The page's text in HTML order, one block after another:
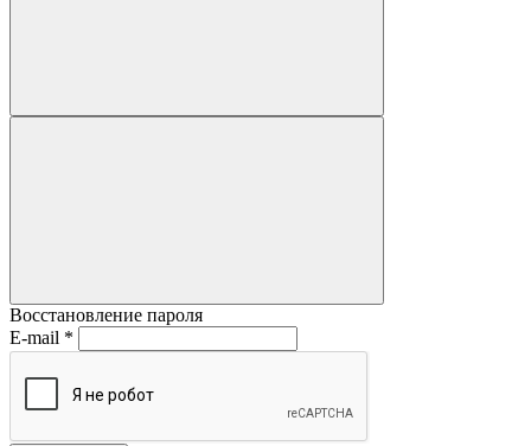
Восстановление пароля
E-mail *